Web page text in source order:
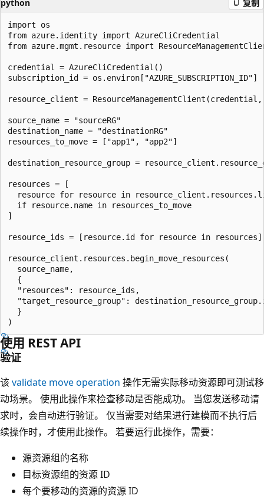
python 复制
import os
from azure.identity import AzureCliCredential
from azure.mgmt.resource import
credential = AzureCliCredential()
subscription_id = os.environ["AZURE_SUBSCRIPTION_ID"]
resource_client =
source_name = "sourceRG"
destination_name = "destinationRG"
resources_to_move = ["app1", "app2"]
destination_resource_group =
resources = [
resource for resource in
  if resource.name in resources_to_move
]
resource_ids = [resource.id for resource in resources]
resource_client.resources.begin_move_resources(
  source_name,
  {
  "resources": resource_ids,
"target_resource_group":
  }
使用 REST API
验证
该 validate move operation 操作无需实际移动资源即可测试移
动场景。 使用此操作来检查移动是否能成功。 当您发送移动请
求时，会自动进行验证。 仅当需要对结果进行建模而不执行后
续操作时，才使用此操作。 若要运行此操作，需要：
源资源组的名称
目标资源组的资源 ID
每个要移动的资源的资源 ID